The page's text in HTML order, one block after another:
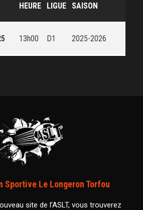
HEURE LIGUE SAISON
13h00 D1 2025-2026
Sportive Le Longeron Torfou
site de l’ASLT, vous trouverez